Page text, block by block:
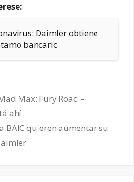
Daimler obtiene
bancario
Max: Fury Road –
ahí
BAIC quieren aumentar su